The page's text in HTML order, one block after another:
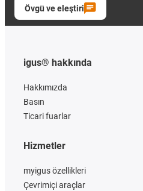
Övgü ve eleştiri
igus® hakkında
Hakkımızda
Basın
Ticari fuarlar
Hizmetler
myigus özellikleri
Çevrimiçi araçlar